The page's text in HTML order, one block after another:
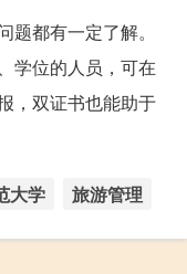
都有一定了解。
学位的人员，可在
，双证书也能助于
大学 旅游管理